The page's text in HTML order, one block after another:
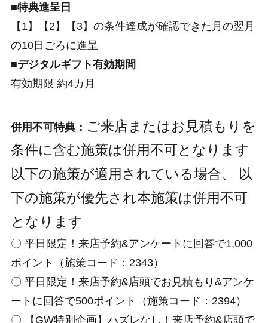
■特典進呈日
【1】【2】【3】の条件達成が確認できた月の翌月
の10日ごろに進呈
■デジタルギフト有効期間
有効期限 約4カ月
併用不可特典： ご来店またはお見積もりを
条件に含む施策は併用不可となります
以下の施策が適用されている場合、 以
下の施策が優先され本施策は併用不可
となります
〇 平日限定！来店予約&アンケートに回答で1,000
ポイント（施策コード：2343）
〇 平日限定！来店予約&店頭でお見積もり&アンケ
ートに回答で500ポイント（施策コード：2394）
〇 【GW特別企画】ハズレなし！来店予約&店頭で